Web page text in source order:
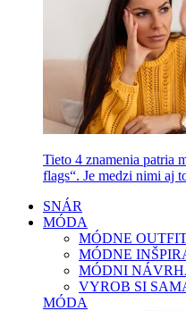
Tieto 4 znamenia patria
flags“. Je medzi nimi aj
SNÁR
MÓDA
MÓDNE
MÓDNE
MÓDNI
VYROB SI
MÓDA